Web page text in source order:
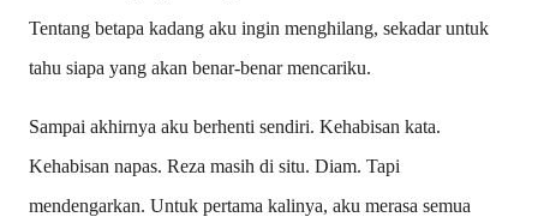
Tentang betapa kadang aku ingin menghilang, sekadar untuk
tahu siapa yang akan benar-benar mencariku.
Sampai akhirnya aku berhenti sendiri. Kehabisan kata.
Kehabisan napas. Reza masih di situ. Diam. Tapi
mendengarkan. Untuk pertama kalinya, aku merasa semua